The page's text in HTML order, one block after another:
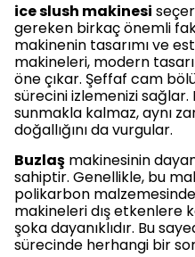
ice slush makinesi
gereken birkaç önemli
makinenin tasarımı ve
makineleri, modern
öne çıkar. Şeffaf cam
sürecini izlemenizi
sunmakla kalmaz, aynı
doğallığını da vurgular.
Buzlaş makinesinin
sahiptir. Genellikle, bu
polikarbon
makineleri dış etkenlere
şoka dayanıklıdır. Bu
sürecinde herhangi bir